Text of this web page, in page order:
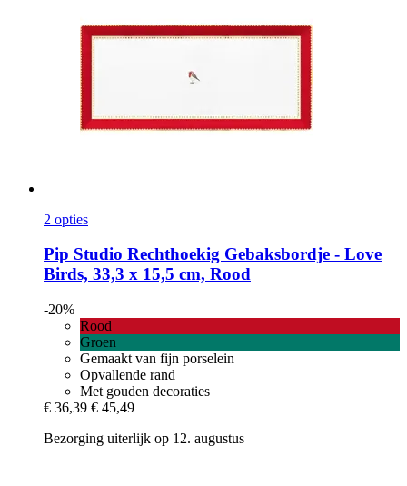
2 opties
Pip Studio Rechthoekig Gebaksbordje -​ Love
Birds, 33,3 x 15,5 cm, Rood
-20%
Rood
Groen
Gemaakt van fijn porselein
Opvallende rand
Met gouden decoraties
€ 36,39 € 45,49
Bezorging uiterlijk op 12. augustus